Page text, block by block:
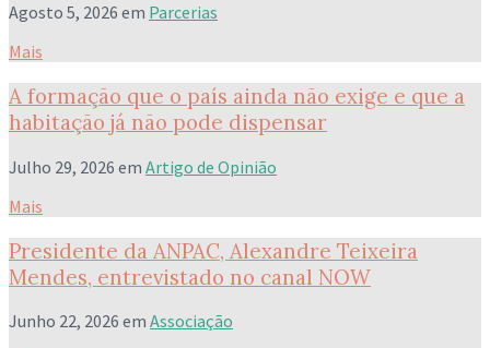
Agosto 5, 2026 em Parcerias
Mais
A formação que o país ainda não exige e que a
habitação já não pode dispensar
Julho 29, 2026 em Artigo de Opinião
Mais
Presidente da ANPAC, Alexandre Teixeira
Mendes, entrevistado no canal NOW
Junho 22, 2026 em Associação